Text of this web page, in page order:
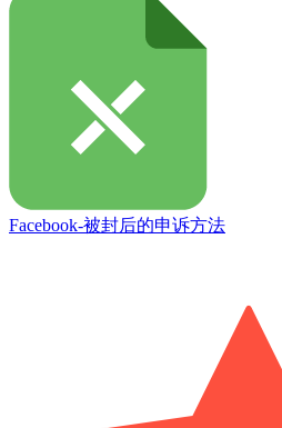
Facebook-被封后的申诉方法